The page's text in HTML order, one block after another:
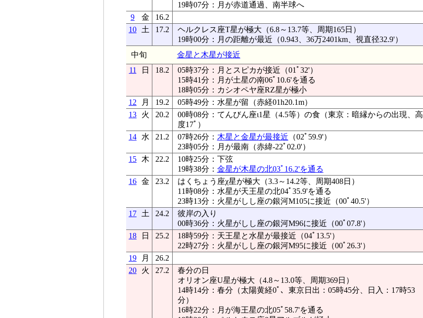
19時07分：月が赤道通過、南半球へ
9
金
16.2
10
土 17.2
ヘルクレス座T星が極大（6.8～13.7等、周期165日）
19時00分：月の距離が最近（0.943、36万2401km、視直径32.9'）
中旬
金星と木星が接近
11
日 18.2
05時37分：月とスピカが接近（01ﾟ32'）
15時41分：月が土星の南06ﾟ10.6'を通る
18時05分：カシオペヤ座RZ星が極小
12
月 19.2
05時49分：水星が留（赤経01h20.1m）
13
火 20.2
00時08分：てんびん座ι1星（4.5等）の食（東京：暗縁からの出現、高
度17ﾟ）
14
水 21.2 07時26分： 木星と金星が最接近 （02ﾟ59.9'）
23時05分：月が最南（赤緯-22ﾟ02.0'）
15
木 22.2
10時25分：下弦
19時38分： 金星が木星の北03ﾟ16.2'を通る
16 金 23.2
はくちょう座χ星が極大（3.3～14.2等、周期408日）
11時08分：水星が天王星の北04ﾟ35.9'を通る
23時13分：火星がしし座の銀河M105に接近（00ﾟ40.5'）
17
土 24.2
彼岸の入り
00時36分：火星がしし座の銀河M96に接近（00ﾟ07.8'）
18
日 25.2
18時59分：天王星と水星が最接近（04ﾟ13.5'）
22時27分：火星がしし座の銀河M95に接近（00ﾟ26.3'）
19
月
26.2
20
火 27.2
春分の日
オリオン座U星が極大（4.8～13.0等、周期369日）
14時14分：春分（太陽黄経0ﾟ、東京日出：05時45分、日入：17時53
分）
16時22分：月が海王星の北05ﾟ58.7'を通る